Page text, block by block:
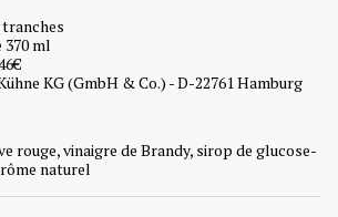
ml
KG (GmbH & Co.) - D-22761 Hamburg
rouge, vinaigre de Brandy, sirop de glucose-
naturel